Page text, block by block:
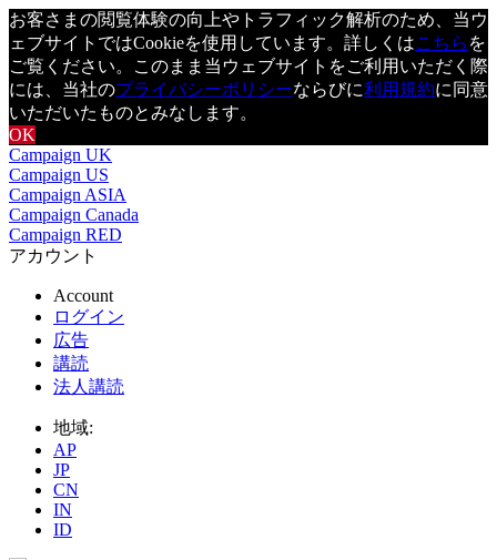
お客さまの閲覧体験の向上やトラフィック解析のため、当ウ
ェブサイトではCookieを使用しています。詳しくはこちら を
ご覧ください。このまま当ウェブサイトをご利用いただく際
には、当社のプライバシーポリシーならびに利用規約に同意
いただいたものとみなします。
OK
Campaign UK
Campaign US
Campaign ASIA
Campaign Canada
Campaign RED
アカウント
Account
ログイン
広告
講読
法人講読
地域:
AP
JP
CN
IN
ID